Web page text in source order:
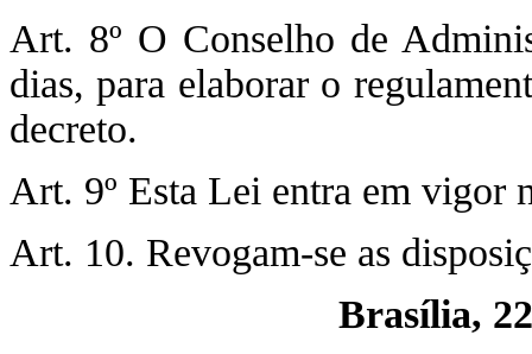
Art. 8º O Conselho de
dias, para elaborar o
decreto.
Art. 9º Esta Lei entra em vigor
Art. 10. Revogam-se as
Brasília,